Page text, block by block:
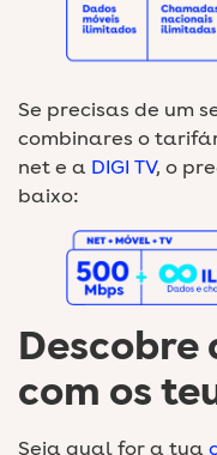
Se precisas de um
combinares o
net e a DIGI TV, o
baixo:
com os
Seja qual for a tua